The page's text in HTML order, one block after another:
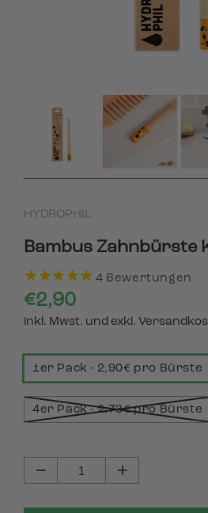
HYDROPHIL
Bambus Zahnbürste
4 Bewertungen
€2,90
inkl. Mwst. und exkl.
1er Pack - 2,90€ pro Bürste
4er Pack - 2,73€ pro Bürste